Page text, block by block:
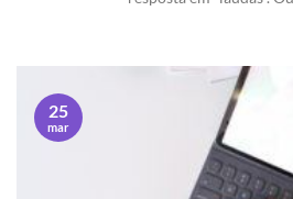
25
mar